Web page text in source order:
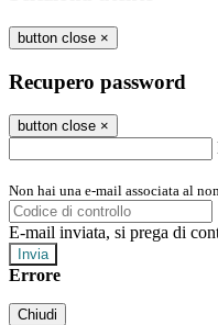
button close ×
Recupero password
button close ×
Non hai una e-mail associata al
E-mail inviata, si prega di
Errore
Chiudi